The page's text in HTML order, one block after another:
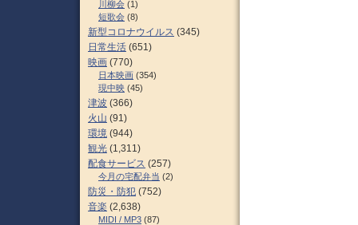
川柳会 (1)
短歌会 (8)
新型コロナウイルス (345)
日常生活 (651)
映画 (770)
日本映画 (354)
現中映 (45)
津波 (366)
火山 (91)
環境 (944)
観光 (1,311)
配食サービス (257)
今月の宅配弁当 (2)
防災・防犯 (752)
音楽 (2,638)
MIDI / MP3 (87)